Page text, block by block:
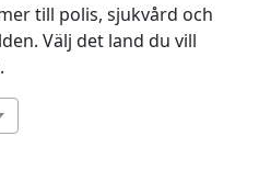
till polis, sjukvård och
Välj det land du vill